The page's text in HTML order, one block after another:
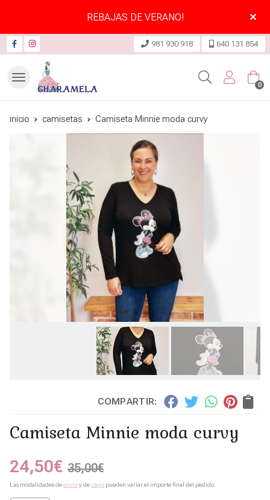
REBAJAS DE VERANO!
981 930 918 640 131 854
Buscar 0
inicio camisetas Camiseta Minnie moda curvy
COMPARTIR:
Camiseta Minnie moda curvy
24,50€ 35,00€
Las modalidades deenvíoy de pago pueden variar el importe final del pedido.